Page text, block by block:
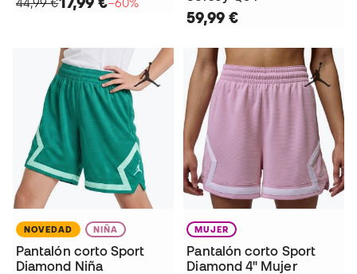
59,99 €
NOVEDAD NIÑA
Pantalón corto Sport
Diamond Niña
MUJER
Pantalón corto Sport
Diamond 4" Mujer